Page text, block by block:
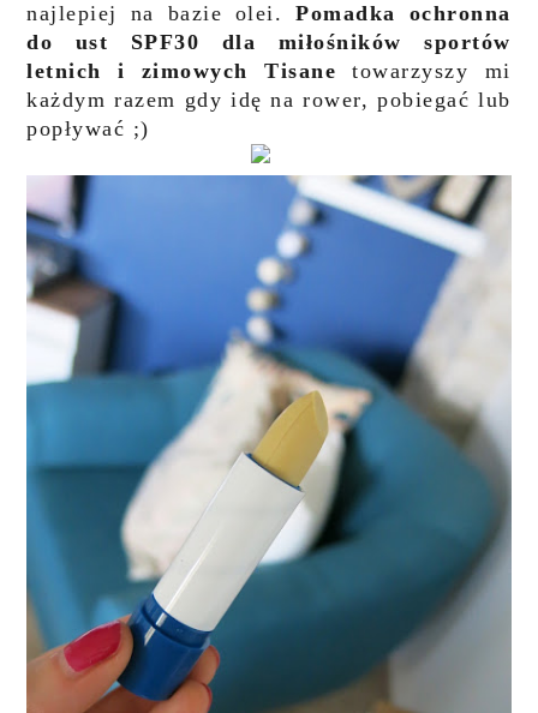
najlepiej na bazie olei.Pomadka ochronna
do ust SPF30 dla miłośników sportów
letnich i zimowych Tisane towarzyszy mi
każdym razem gdy idę na rower, pobiegać lub
popływać ;)